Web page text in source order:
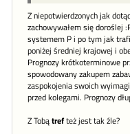
Z niepotwierdzonych jak
zachowywałem się doroślej
systemem P i po tym jak
poniżej średniej krajowej i
Prognozy krótkoterminowe
spowodowany zakupem
zaspokojenia swoich
przed kolegami. Prognozy
Z Tobątrefteż jest tak źle?